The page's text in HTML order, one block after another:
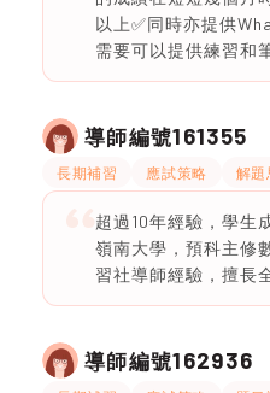
以上✅同時亦提供
需要可以提供練習和
導師編號161355
長期補習 應試策略 解題
超過10年經驗，學生
嶺南大學，預科主修
習社導師經驗，擅長
導師編號162936